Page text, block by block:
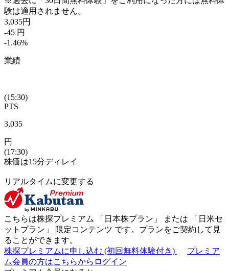
験は適用されません。
3,035円
-45 円
-1.46%
業績
(15:30)
PTS
3,035
円
(17:30)
株価は15分ディレイ
リアルタイムに変更する
こちらは株探プレミアム 「 日本株プラン 」 または 「 日米セ
ットプラン 」 限定コンテンツ です。プランをご契約して見
ることができます。
株探プレミアムに申し込む (初回無料体験付き)
プレミア
ム会員の方はこちらからログイン